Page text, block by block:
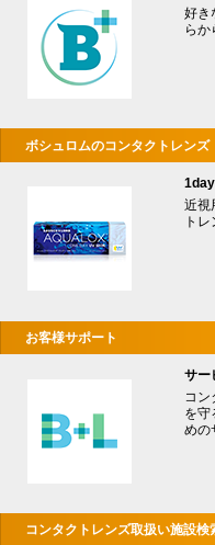
好き
らか
ボシュロムのコンタクトレンズ
近視
ト
お客様サポート
サー
コン
を守
めの
コンタクトレンズ取扱い施設検